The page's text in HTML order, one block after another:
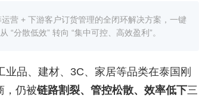
营 + 下游客户订货管理的全闭环解决方案，一键
分散低效” 转向 “集中可控、高效盈利”。
品、建材、3C、家居等品类在泰国刚
，仍被链路割裂、管控松散、效率低下三